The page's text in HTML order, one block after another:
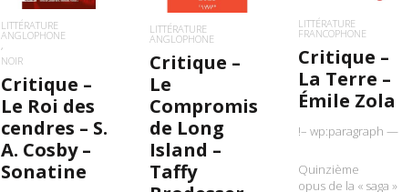
LITTÉRATURE
FRANCOPHONE
Critique –
La Terre –
Émile Zola
!– wp:paragraph —
Quinzième
opus de la « saga »
LITTÉRATURE
ANGLOPHONE
NOIR
Critique –
Le Roi des
cendres – S.
A. Cosby –
Sonatine
LITTÉRATURE
ANGLOPHONE
Critique –
Le
Compromis
de Long
Island –
Taffy